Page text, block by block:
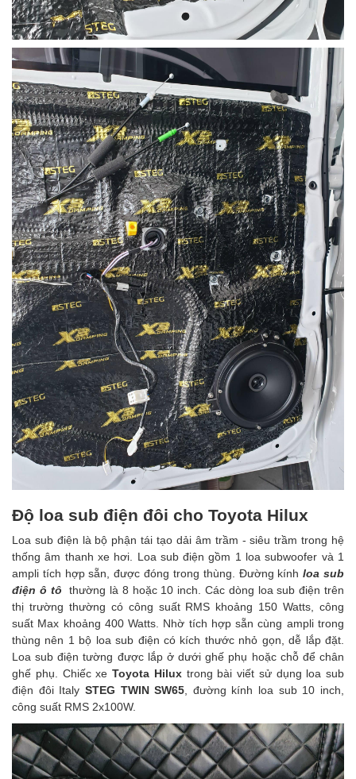
Độ loa sub điện đôi cho Toyota Hilux
Loa sub điện là bộ phận tái tạo dải âm trầm - siêu trầm trong hệ
thống âm thanh xe hơi. Loa sub điện gồm 1 loa subwoofer và 1
ampli tích hợp sẵn, được đóng trong thùng. Đường kínhloa sub
điện ô tô thường là 8 hoặc 10 inch. Các dòng loa sub điện trên
thị trường thường có công suất RMS khoảng 150 Watts, công
suất Max khoảng 400 Watts. Nhờ tích hợp sẵn cùng ampli trong
thùng nên 1 bộ loa sub điện có kích thước nhỏ gọn, dễ lắp đặt.
Loa sub điện tường được lắp ở dưới ghế phụ hoặc chỗ để chân
ghế phụ. Chiếc xe Toyota Hiluxtrong bài viết sử dụng loa sub
điện đôi Italy STEG TWIN SW65, đường kính loa sub 10 inch,
công suất RMS 2x100W.